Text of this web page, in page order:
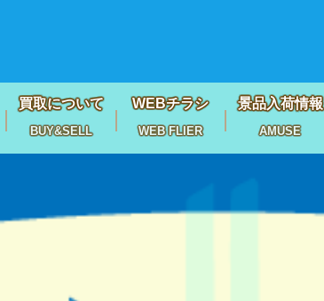
買取について
BUY&SELL
WEBチラシ
WEB FLIER
景品入荷情報
AMUSE